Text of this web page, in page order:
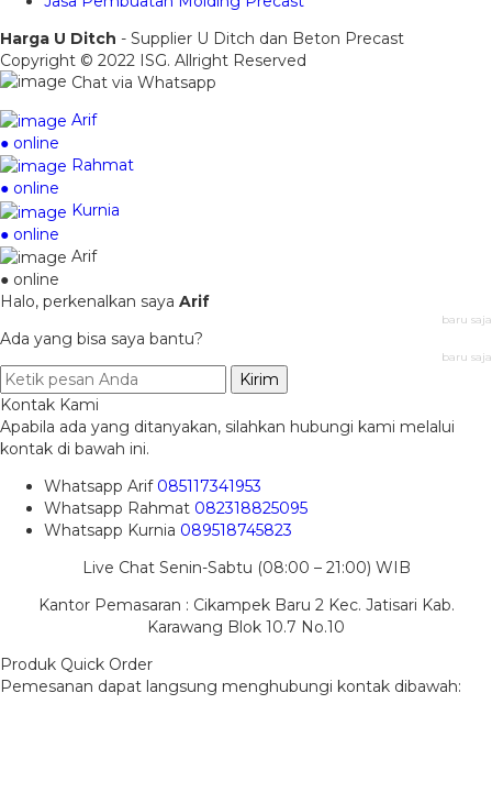
Harga U Ditch - Supplier U Ditch dan Beton Precast
Copyright © 2022 ISG. Allright Reserved
Chat via Whatsapp
Arif
● online
Rahmat
● online
Kurnia
● online
Arif
● online
Halo, perkenalkan saya Arif
baru saja
Ada yang bisa saya bantu?
baru saja
Kirim
Kontak Kami
Apabila ada yang ditanyakan, silahkan hubungi kami melalui
kontak di bawah ini.
Whatsapp Arif 085117341953
Whatsapp Rahmat 082318825095
Whatsapp Kurnia 089518745823
Live Chat Senin-Sabtu (08:00 – 21:00) WIB
Kantor Pemasaran : Cikampek Baru 2 Kec. Jatisari Kab.
Karawang Blok 10.7 No.10
Produk Quick Order
Pemesanan dapat langsung menghubungi kontak dibawah: